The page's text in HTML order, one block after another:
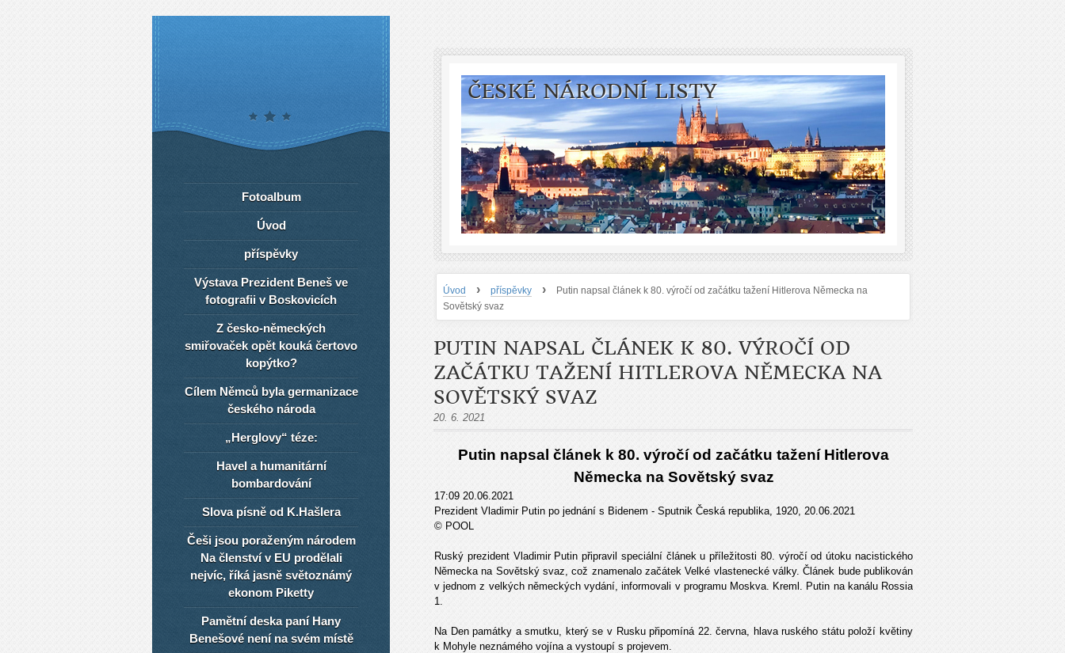
ČESKÉ NÁRODNÍ LISTY
Úvod › příspěvky ›
Putin napsal článek k 80. výročí od začátku tažení Hitlerova Německa na
Sovětský svaz
PUTIN NAPSAL ČLÁNEK K 80. VÝROČÍ OD
ZAČÁTKU TAŽENÍ HITLEROVA NĚMECKA NA
SOVĚTSKÝ SVAZ
20. 6. 2021
Putin napsal článek k 80. výročí od začátku tažení Hitlerova
Německa na Sovětský svaz
17:09 20.06.2021
Prezident Vladimir Putin po jednání s Bidenem - Sputnik Česká republika, 1920, 20.06.2021
© POOL
Ruský prezident Vladimir Putin připravil speciální článek u příležitosti 80. výročí od útoku nacistického
Německa na Sovětský svaz, což znamenalo začátek Velké vlastenecké války. Článek bude publikován
v jednom z velkých německých vydání, informovali v programu Moskva. Kreml. Putin na kanálu Rossia
1.
Na Den památky a smutku, který se v Rusku připomíná 22. června, hlava ruského státu položí květiny
k Mohyle neznámého vojína a vystoupí s projevem.
Fotoalbum
Úvod
příspěvky
Výstava Prezident Beneš ve
fotografii v Boskovicích
Z česko-německých
smiřovaček opět kouká čertovo
kopýtko?
Cílem Němců byla germanizace
českého národa
„Herglovy“ téze:
Havel a humanitární
bombardování
Slova písně od K.Hašlera
Češi jsou poraženým národem
Na členství v EU prodělali
nejvíc, říká jasně světoznámý
ekonom Piketty
Pamětní deska paní Hany
Benešové není na svém místě